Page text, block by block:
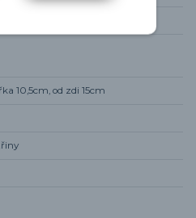
10,5cm, od zdi 15cm